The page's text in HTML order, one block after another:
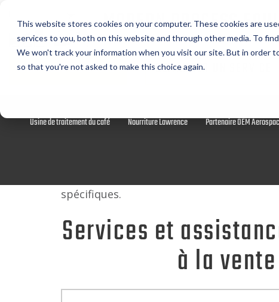
This website stores cookies on your computer. These cookies are
services to you, both on this website and through other media. To
We won't track your information when you visit our site. But in order
so that you're not asked to make this choice again.
MODERN PROCESS
CORPORATION
DEMANDE DE DEVIS DEMANDER UN SERVICE
Usine de traitement du café Nourriture Lawrence Partenaire OEM
Chez MPE, nous sommes experts en
spécifiques.
Services et
à la vente